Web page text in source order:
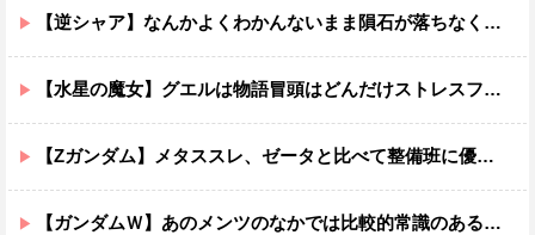
【逆シャア】なんかよくわかんないまま隕石が落ちなくていい感じに終わった作品ｗｗｗｗｗｗ
【水星の魔女】グエルは物語冒頭はどんだけストレスフルだったんだよ…ってなる
【Zガンダム】メタススレ、ゼータと比べて整備班に優しそう
【ガンダムＷ】あのメンツのなかでは比較的常識のあるほうなのがデュオだよね